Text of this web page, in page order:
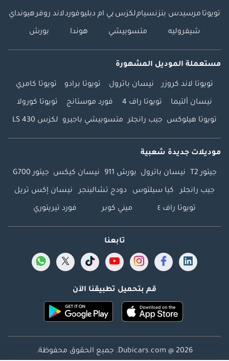
تويوتا مرسيدس بنزنسياملكزس بي ام دبليوفوردلاند روفرهيونداي
شيفروليه متسوبيشي هوندا بورش
مستعملة الموديل المشهورة
تويوتا لاند كروزر نيسان باترول تويوتا برادو تويوتا كامري
نيسان ألتيما تويوتا راف 4 فورد موستانج تويوتا كورولا
تويوتا هيلوكس جيب رانجلر متسوبيشي باجيرو لكزس LS 430
موديلات جديدة شعبية
جيتور T2 نيسان باترول بورش 911 نيسان كيكس جيتور G700
جيب رانجلر كيا سيلتوس دودج تشالينجر نيسان إكس تريل
تويوتا راف ٤ ميني كوبر فورد تيريتوري
تابعنا
قم بتحميل تطبيقنا الآن
Dubicars.com @ 2026. جميع الحقوق محفوظة.